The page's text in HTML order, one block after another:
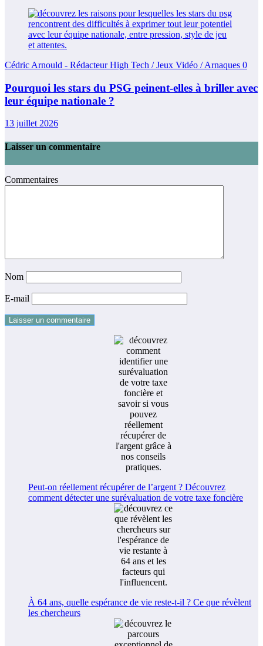
Cédric Arnould - Rédacteur High Tech / Jeux Vidéo / Arnaques 0
Pourquoi les stars du PSG peinent-elles à briller avec
leur équipe nationale ?
13 juillet 2026
Laisser un commentaire
Commentaires
Nom
E-mail
Peut-on réellement récupérer de l’argent ? Découvrez
comment détecter une surévaluation de votre taxe foncière
À 64 ans, quelle espérance de vie reste-t-il ? Ce que révèlent
les chercheurs